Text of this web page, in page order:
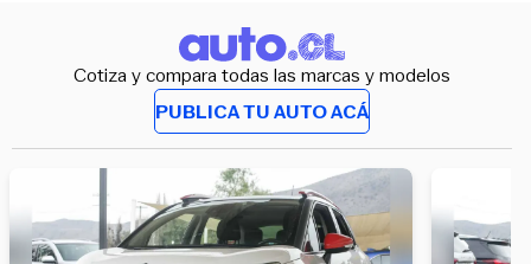
Cotiza y compara todas las marcas y modelos
PUBLICA TU AUTO ACÁ